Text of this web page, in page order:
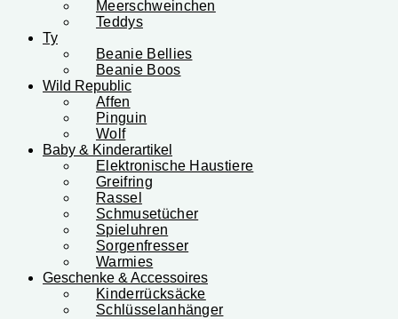
Meerschweinchen
Teddys
Ty
Beanie Bellies
Beanie Boos
Wild Republic
Affen
Pinguin
Wolf
Baby & Kinderartikel
Elektronische Haustiere
Greifring
Rassel
Schmusetücher
Spieluhren
Sorgenfresser
Warmies
Geschenke & Accessoires
Kinderrücksäcke
Schlüsselanhänger